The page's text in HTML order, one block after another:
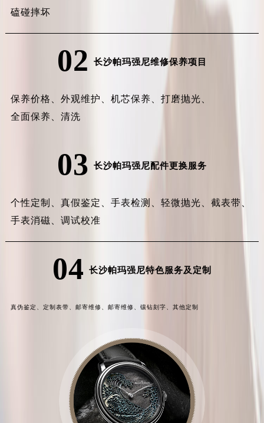
磕碰摔坏
02 长沙帕玛强尼维修保养项目
保养价格、 外观维护、 机芯保养、 打磨抛光、
全面保养、 清洗
03 长沙帕玛强尼配件更换服务
个性定制、 真假鉴定、 手表检测、 轻微抛光、 截表带、
手表消磁、 调试校准
04 长沙帕玛强尼特色服务及定制
真伪鉴定、 定制表带、 邮寄维修、 邮寄维修、 镶钻刻字、 其他定制